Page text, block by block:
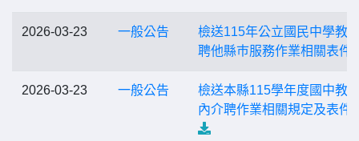
2026-03-23 一般公告
檢送115年公立國民中學教
聘他縣巿服務作業相關表件
2026-03-23 一般公告
檢送本縣115學年度國中教
內介聘作業相關規定及表件